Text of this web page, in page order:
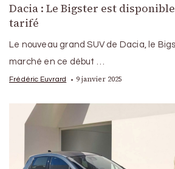
Dacia : Le Bigster est
tarifé
Le nouveau grand SUV de Dacia, le
marché en ce début …
Frédéric Euvrard 9 janvier 2025